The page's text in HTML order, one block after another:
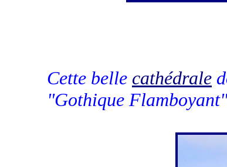
Cette belle cathédrale
"Gothique